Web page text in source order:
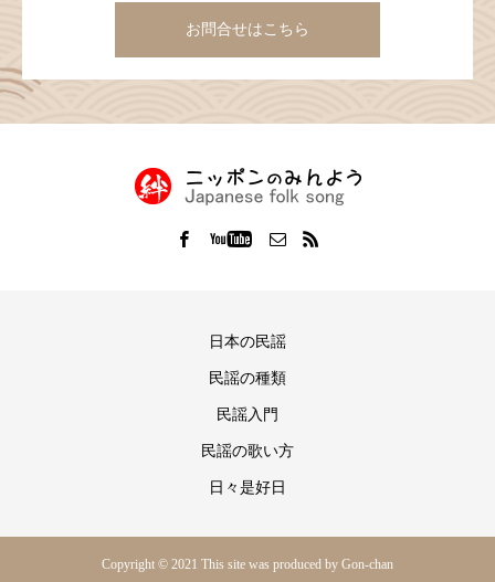
お問合せはこちら
日本の民謡
民謡の種類
民謡入門
民謡の歌い方
日々是好日
Copyright © 2021 This site was produced by Gon-chan